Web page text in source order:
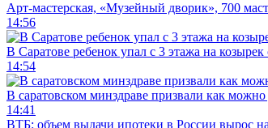
Арт-мастерская, «Музейный дворик», 700
14:56
В Саратове ребенок упал с 3 этажа на
14:54
В саратовском минздраве призвали как
14:41
ВТБ: объем выдачи ипотеки в России вырос